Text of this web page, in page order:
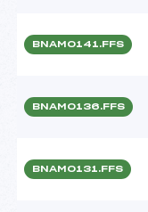
BNAM0141.FFS
BNAM0136.FFS
BNAM0131.FFS